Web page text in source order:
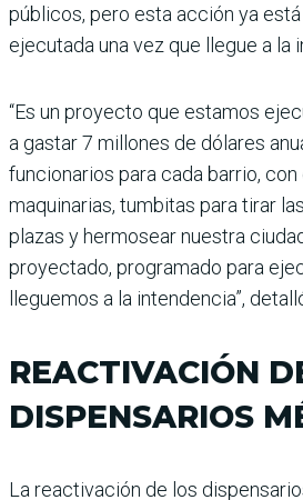
públicos, pero esta acción ya
ejecutada una vez que llegue a la
“Es un proyecto que estamos
a gastar 7 millones de dólares
funcionarios para cada barrio,
maquinarias, tumbitas para tirar
plazas y hermosear nuestra
proyectado, programado para
lleguemos a la intendencia”,
REACTIVACIÓN
DISPENSARIOS
La reactivación de los